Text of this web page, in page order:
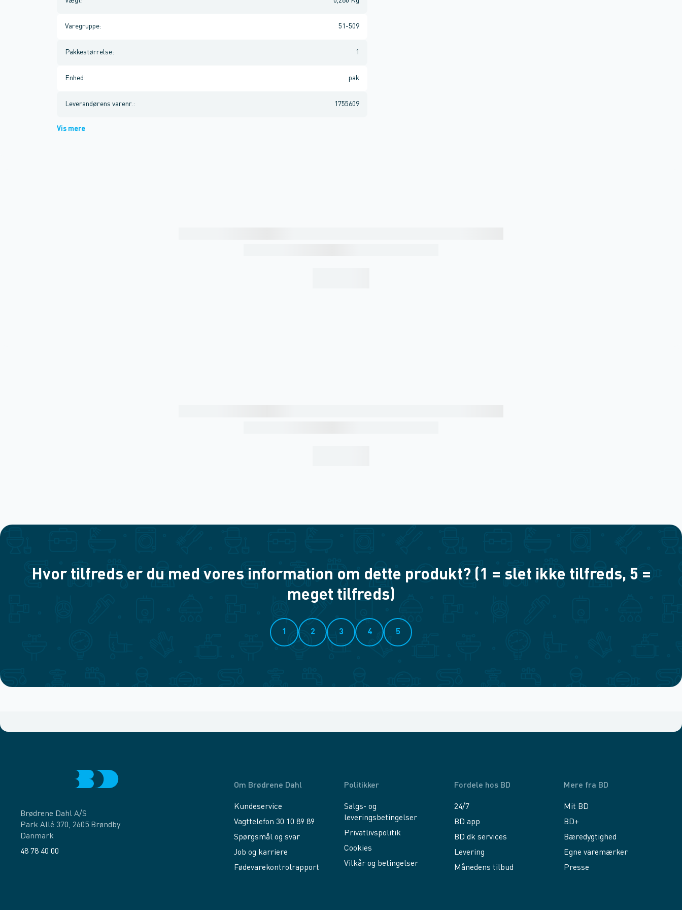
Varegruppe: 51-509
Pakkestørrelse: 1
Enhed : pak
Leverandørens varenr. : 1755609
Vis mere
Hvor tilfreds er du med vores information om dette produkt? (1 = slet ikke tilfreds, 5 =
meget tilfreds)
1 2 3 4 5
Brødrene Dahl A/S
Park Allé 370, 2605 Brøndby
Danmark
48 78 40 00
Om Brødrene Dahl
Kundeservice
Vagttelefon 30 10 89 89
Spørgsmål og svar
Job og karriere
Fødevarekontrolrapport
Politikker
Salgs- og
leveringsbetingelser
Privatlivspolitik
Cookies
Vilkår og betingelser
Fordele hos BD
24/7
BD app
BD.dk services
Levering
Månedens tilbud
Mere fra BD
Mit BD
BD+
Bæredygtighed
Egne varemærker
Presse